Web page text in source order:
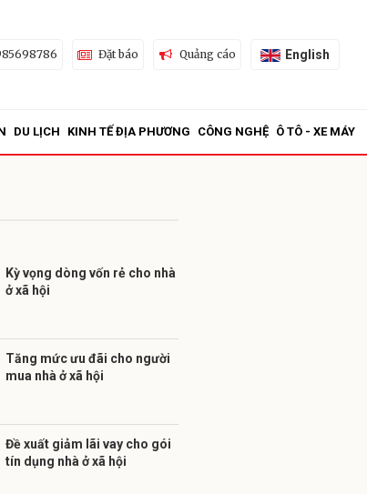
Đặt báo Quảng cáo English
DU LỊCH KINH TẾ ĐỊA PHƯƠNG CÔNG NGHỆ Ô TÔ - XE MÁY
Kỳ vọng dòng vốn rẻ cho nhà
ở xã hội
Tăng mức ưu đãi cho người
mua nhà ở xã hội
Đề xuất giảm lãi vay cho gói
tín dụng nhà ở xã hội